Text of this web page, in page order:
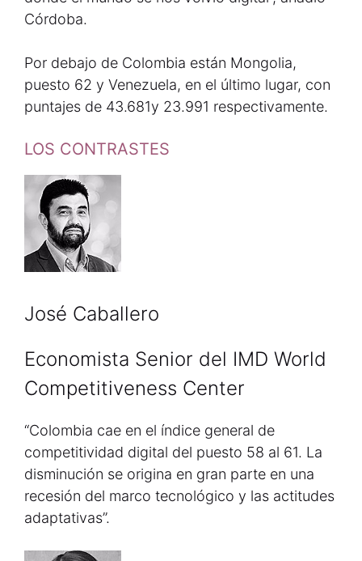
Córdoba.
Por debajo de Colombia están Mongolia,
puesto 62 y Venezuela, en el último lugar, con
puntajes de 43.681y 23.991 respectivamente.
LOS CONTRASTES
José Caballero
Economista Senior del IMD World
Competitiveness Center
“Colombia cae en el índice general de
competitividad digital del puesto 58 al 61. La
disminución se origina en gran parte en una
recesión del marco tecnológico y las actitudes
adaptativas”.